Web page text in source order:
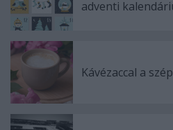
adventi
Kávézaccal a